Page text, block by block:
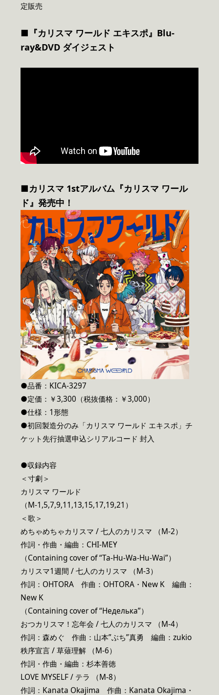
定販売
■『カリスマ ワールド エキスポ』Blu-
ray&DVD ダイジェスト
■カリスマ 1stアルバム『カリスマ ワール
ド』発売中！
●品番：KICA-3297
●定価：￥3,300（税抜価格：￥3,000）
●仕様：1形態
●初回製造分のみ「カリスマ ワールド エキスポ」チ
ケット先行抽選申込シリアルコード 封入
●収録内容
＜寸劇＞
カリスマ ワールド
（M-1,5,7,9,11,13,15,17,19,21）
＜歌＞
めちゃめちゃカリスマ / 七人のカリスマ （M-2）
作詞・作曲・編曲：CHI-MEY
（Containing cover of “Ta-Hu-Wa-Hu-Wai”）
カリスマ1週間 / 七人のカリスマ （M-3）
作詞：OHTORA 作曲：OHTORA・New K 編曲：
New K
（Containing cover of “Неделька”）
おつカリスマ！忘年会 / 七人のカリスマ （M-4）
作詞：森めぐ 作曲：山本”ぶち”真勇 編曲：zukio
秩序宣言 / 草薙理解 （M-6）
作詞・作曲・編曲：杉本善徳
LOVE MYSELF / テラ （M-8）
作詞：Kanata Okajima 作曲：Kanata Okajima・